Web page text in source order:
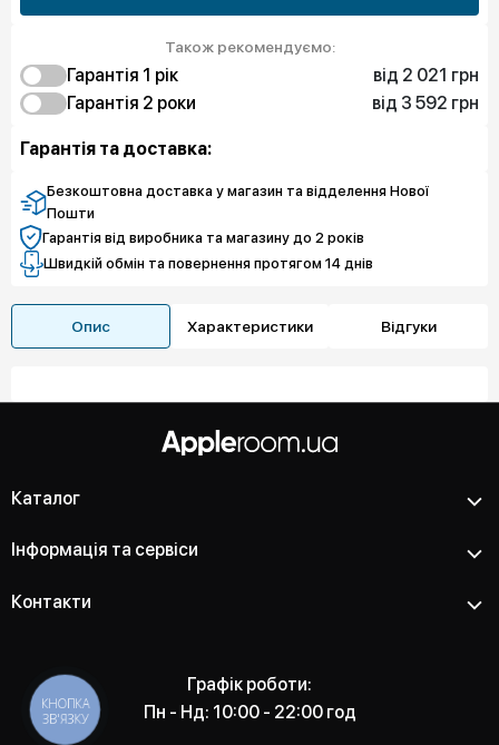
Також рекомендуємо:
Гарантія 1 рік
від 2 021 грн
Захист від браку
2 021 грн
Гарантія 2 роки
від 3 592 грн
Чистий спокій
Гарантія та доставка:
Безкоштовна доставка у магазин та відделення Нової
Пошти
Гарантія від виробника та магазину до 2 років
Швидкій обмін та повернення протягом 14 днів
Опис Характеристики Відгуки
Каталог
Інформація та сервіси
Контакти
Графік роботи:
Пн - Нд: 10:00 - 22:00 год
КНОПКА
ЗВ'ЯЗКУ